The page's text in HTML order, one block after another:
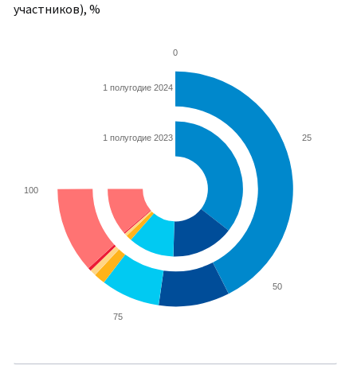
участников), %
0
25
50
75
100
1 полугодие 2024
1 полугодие 2023